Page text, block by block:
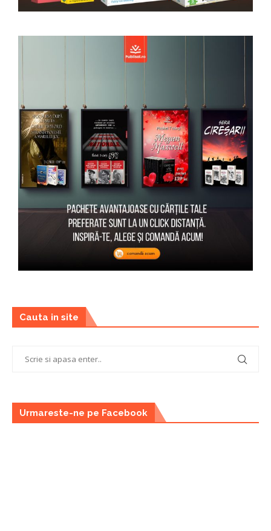
Cauta in site
Urmareste-ne pe Facebook